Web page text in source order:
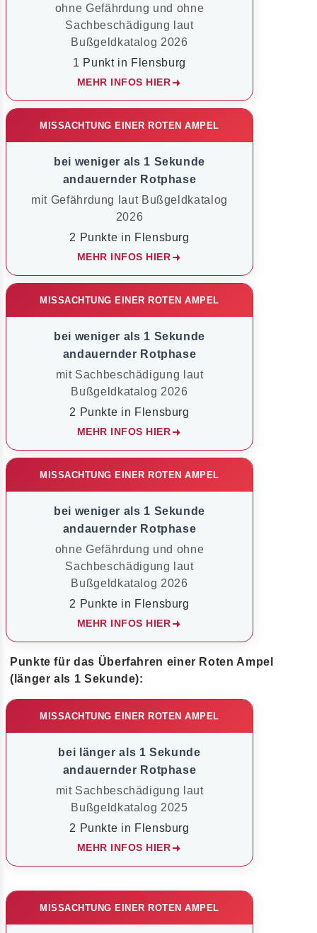
ohne Gefährdung und ohne
Sachbeschädigung laut
Bußgeldkatalog 2026
1 Punkt in Flensburg
MEHR INFOS HIER
MISSACHTUNG EINER ROTEN AMPEL
bei weniger als 1 Sekunde
andauernder Rotphase
mit Gefährdung laut Bußgeldkatalog
2026
2 Punkte in Flensburg
MEHR INFOS HIER
MISSACHTUNG EINER ROTEN AMPEL
bei weniger als 1 Sekunde
andauernder Rotphase
mit Sachbeschädigung laut
Bußgeldkatalog 2026
2 Punkte in Flensburg
MEHR INFOS HIER
MISSACHTUNG EINER ROTEN AMPEL
bei weniger als 1 Sekunde
andauernder Rotphase
ohne Gefährdung und ohne
Sachbeschädigung laut
Bußgeldkatalog 2026
2 Punkte in Flensburg
MEHR INFOS HIER
Punkte für das Überfahren einer Roten Ampel
(länger als 1 Sekunde):
MISSACHTUNG EINER ROTEN AMPEL
bei länger als 1 Sekunde
andauernder Rotphase
mit Sachbeschädigung laut
Bußgeldkatalog 2025
2 Punkte in Flensburg
MEHR INFOS HIER
MISSACHTUNG EINER ROTEN AMPEL